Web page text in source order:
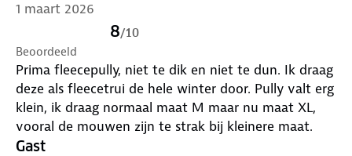
1 maart 2026
8/10
Beoordeeld
Prima fleecepully, niet te dik en niet te dun. Ik draag
deze als fleecetrui de hele winter door. Pully valt erg
klein, ik draag normaal maat M maar nu maat XL,
vooral de mouwen zijn te strak bij kleinere maat.
Gast